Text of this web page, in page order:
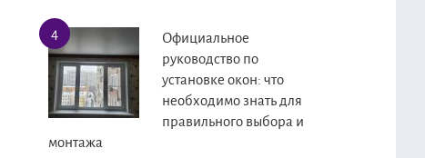
Официальное
руководство по
установке окон: что
необходимо знать для
правильного выбора и
монтажа